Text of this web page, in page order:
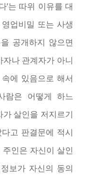
’는 따위 이유를 대
업비밀 또는 사생
공개하지 않으면
자나 관계자가 아니
에 있음으로 해서
람은 어떻게 하느
가 살인을 저지르기
다고 판결문에 적시
인은 자신이 살인
보가 자신의 동의